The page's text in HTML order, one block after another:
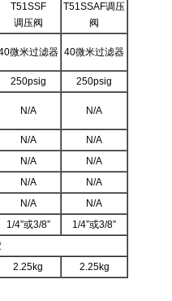
T51SSF
调压阀
T51SSAF调压
阀
微米过滤器 40微米过滤器
250psig 250psig
N/A N/A
N/A
N/A
N/A
N/A
N/A
N/A
N/A
N/A
1/4”或3/8”
1/4”或3/8”
2.25kg 2.25kg